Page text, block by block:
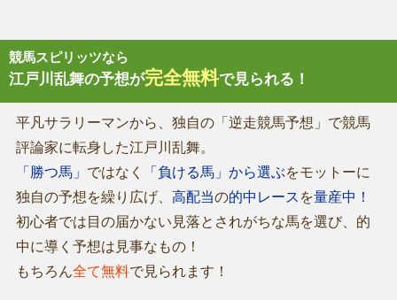
競馬スピリッツなら
江戸川乱舞の予想が完全無料で見られる！
平凡サラリーマンから、独自の「逆走競馬予想」で競馬
評論家に転身した江戸川乱舞。
「勝つ馬」 ではなく 「負ける馬」から選ぶをモットーに
独自の予想を繰り広げ、 高配当の的中レース を量産中！
初心者では目の届かない見落とされがちな馬を選び、的
中に導く予想は見事なもの！
もちろん全て無料で見られます！